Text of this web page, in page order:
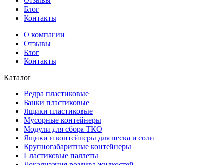
Блог
Контакты
О компании
Отзывы
Блог
Контакты
Каталог
Ведра пластиковые
Банки пластиковые
Ящики пластиковые
Мусорные контейнеры
Модули для сбора ТКО
Ящики и контейнеры для песка и соли
Крупногабаритные контейнеры
Пластиковые паллеты